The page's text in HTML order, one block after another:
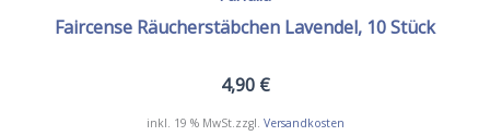
Faircense Räucherstäbchen Lavendel, 10 Stück
4,90 €
inkl. 19 % MwSt.zzgl. Versandkosten